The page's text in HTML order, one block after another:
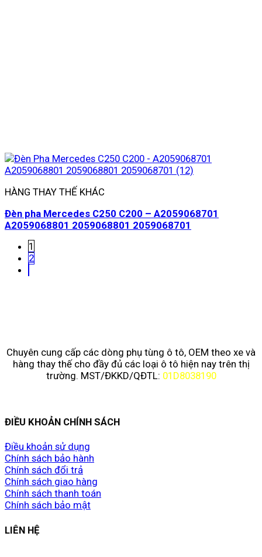
HÀNG THAY THẾ KHÁC
Đèn pha Mercedes C250 C200 – A2059068701
A2059068801 2059068801 2059068701
1
2
Chuyên cung cấp các dòng phụ tùng ô tô, OEM theo xe và
hàng thay thế cho đầy đủ các loại ô tô hiện nay trên thị
trường. MST/ĐKKD/QĐTL: 01D8038190
ĐIỀU KHOẢN CHÍNH SÁCH
Điều khoản sử dụng
Chính sách bảo hành
Chính sách đổi trả
Chính sách giao hàng
Chính sách thanh toán
Chính sách bảo mật
LIÊN HỆ